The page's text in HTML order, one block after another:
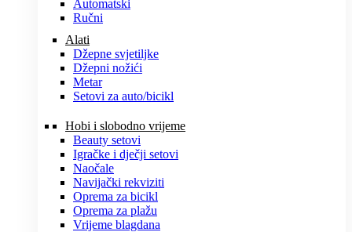
Automatski
Ručni
Alati
Džepne svjetiljke
Džepni nožići
Metar
Setovi za auto/bicikl
Hobi i slobodno vrijeme
Beauty setovi
Igračke i dječji setovi
Naočale
Navijački rekviziti
Oprema za bicikl
Oprema za plažu
Vrijeme blagdana